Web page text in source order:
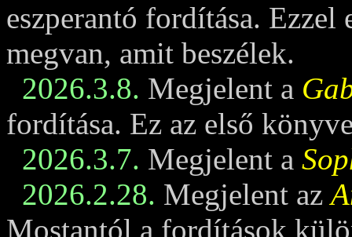
eszperantó fordítása. Ezzel
megvan, amit beszélek.
2026.3.8. Megjelent a
fordítása. Ez az első
2026.3.7. Megjelent a
2026.2.28. Megjelent az
Mostantól a fordítások